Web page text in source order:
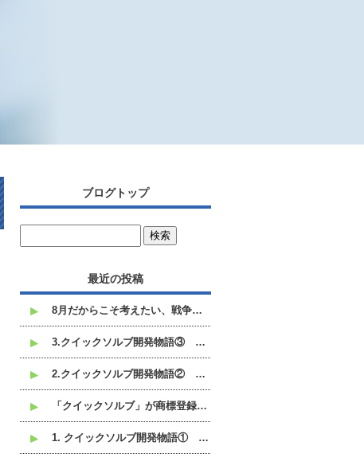
ブログトップ
最近の投稿
8月だからこそ考えたい、戦争と平和のこと
3.クイックソルブ開発物語③ 白い不溶沈殿物との格闘
2.クイックソルブ開発物語② なぜ液体ではなく粉末なのか
「クイックソルブ」が商標登録されました。
1. クイックソルブ開発物語① 開発のきっかけは、中東の港にありました